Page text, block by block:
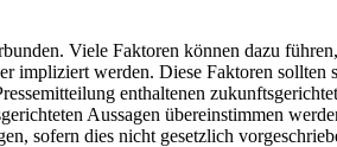
Viele Faktoren können dazu
impliziert werden. Diese Faktoren
enthaltenen
Aussagen übereinstimmen
sofern dies nicht gesetzlich